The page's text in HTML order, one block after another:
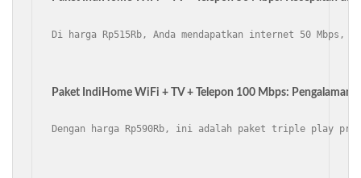
Di harga Rp515Rb, Anda mendapatkan internet 50
Paket IndiHome WiFi + TV + Telepon 100 Mbps: Pengalaman
Dengan harga Rp590Rb, ini adalah paket triple play